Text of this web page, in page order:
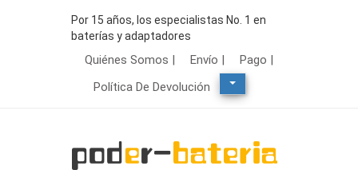
Por 15 años, los especialistas No. 1 en
baterías y adaptadores
Quiénes Somos | Envío |
Pago |
Política De Devolución